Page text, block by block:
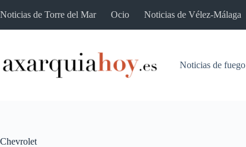
al
Noticias de Torre del Mar Ocio Noticias de Vélez-Málaga
Noticias de fuego
Chevrolet